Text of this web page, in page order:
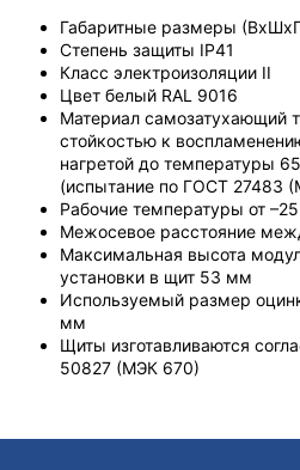
Габаритные размеры
Степень защиты IP41
Класс электроизоляции II
Цвет белый RAL 9016
Материал самозатухающий
стойкостью к
нагретой до температуры
(испытание по ГОСТ 27483
Рабочие температуры от
Межосевое расстояние
Максимальная высота
установки в щит 53 мм
Используемый размер
мм
Щиты изготавливаются
50827 (МЭК 670)